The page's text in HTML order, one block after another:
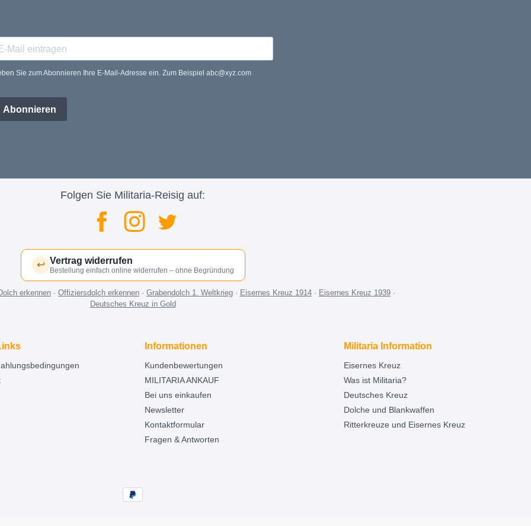
Sie zum Abonnieren Ihre E-Mail-Adresse ein. Zum Beispiel abc@xyz.com
Abonnieren
Folgen Sie Militaria-Reisig auf:
↩ Vertrag widerrufen
Bestellung einfach online widerrufen – ohne Begründung
erkennen· Offiziersdolch erkennen· Grabendolch 1. Weltkrieg· Eisernes Kreuz 1914· Eisernes Kreuz 1939·
Deutsches Kreuz in Gold
Informationen
Kundenbewertungen
MILITARIA ANKAUF
Bei uns einkaufen
Newsletter
Kontaktformular
Fragen & Antworten
Militaria Information
Eisernes Kreuz
Was ist Militaria?
Deutsches Kreuz
Dolche und Blankwaffen
Ritterkreuze und Eisernes Kreuz